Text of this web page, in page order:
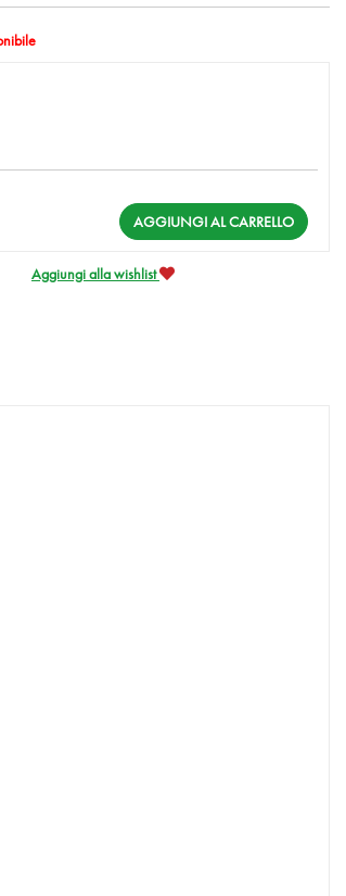
AGGIUNGI AL CARRELLO
Aggiungi alla wishlist